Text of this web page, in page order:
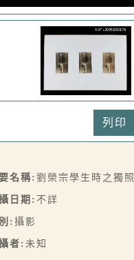
列印
名稱: 劉榮宗學生時之獨照
日期: 不詳
: 攝影
者: 未知